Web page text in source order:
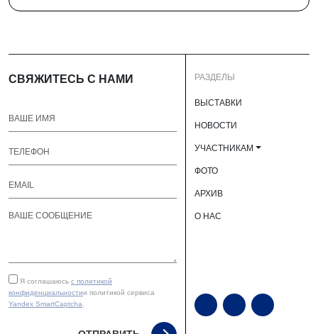
СВЯЖИТЕСЬ С НАМИ
Я соглашаюсь с политикой
конфиденциальностии политикой сервиса
Yandex SmartCaptcha
РАЗДЕЛЫ
ВЫСТАВКИ
НОВОСТИ
УЧАСТНИКАМ
ФОТО
АРХИВ
О НАС